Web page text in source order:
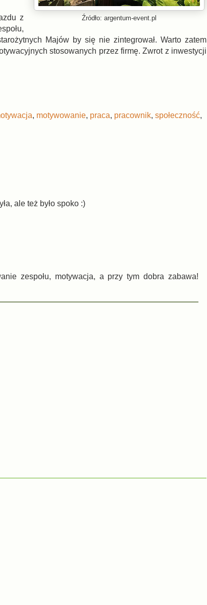
Źródło: argentum-event.pl
z
Majów by się nie zintegrował. Warto zatem
stosowanych przez firmę. Zwrot z inwestycji
, motywowanie, praca, pracownik, społeczność,
ale też było spoko :)
zespołu, motywacja, a przy tym dobra zabawa!